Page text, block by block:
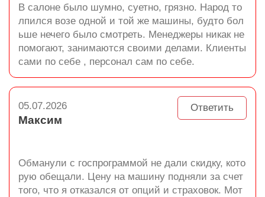
В салоне было шумно, суетно, грязно. Народ то
лпился возе одной и той же машины, будто бол
ьше нечего было смотреть. Менеджеры никак не
помогают, занимаются своими делами. Клиенты
сами по себе , персонал сам по себе.
Ответить
05.07.2026
Максим
Обманули с госпрограммой не дали скидку, кото
рую обещали. Цену на машину подняли за счет
того, что я отказался от опций и страховок. Мот